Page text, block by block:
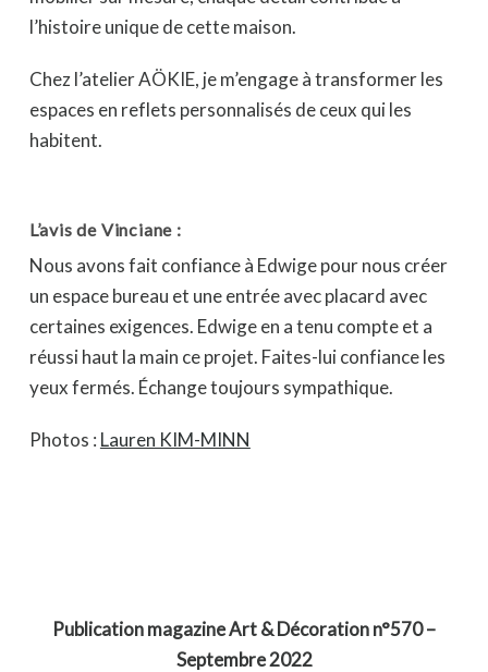
l’histoire unique de cette maison.
Chez l’atelier AÖKIE, je m’engage à transformer les
espaces en reflets personnalisés de ceux qui les
habitent.
L’avis de Vinciane :
Nous avons fait confiance à Edwige pour nous créer
un espace bureau et une entrée avec placard avec
certaines exigences. Edwige en a tenu compte et a
réussi haut la main ce projet. Faites-lui confiance les
yeux fermés. Échange toujours sympathique.
Photos : Lauren KIM-MINN
Publication magazine Art & Décoration n°570 –
Septembre 2022